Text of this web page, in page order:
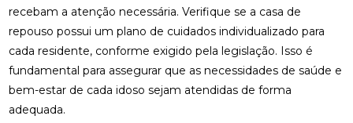
recebam a atenção necessária. Verifique se a casa de
repouso possui um plano de cuidados individualizado para
cada residente, conforme exigido pela legislação. Isso é
fundamental para assegurar que as necessidades de saúde e
bem-estar de cada idoso sejam atendidas de forma
adequada.